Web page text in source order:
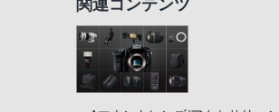
関連コンテンツ